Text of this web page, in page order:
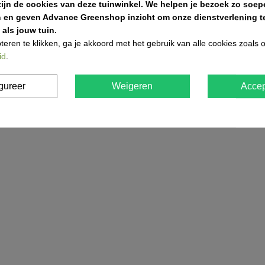
grind, schors, ...
en moderniseren van ons wagenpark. We beschikken
ter uwer beschikking met variërende laadvolumes
rijden en los af te storten.
af vanop een voldoende verharde ondergrond.
voldoende ruimte zijn voor de vrachtwagen om te draaien.
losse levering?
de cookies van deze tuinwinkel. We helpen je bezoek zo
en geven Advance Greenshop inzicht om onze dienstverlening
jouw tuin.
te klikken, ga je akkoord met het gebruik van alle cookies zoals
Weigeren